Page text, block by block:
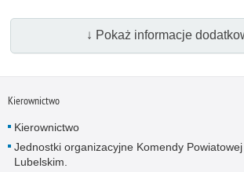
↓ Pokaż informacje
Kierownictwo
Kierownictwo
Jednostki organizacyjne Komendy
Lubelskim.